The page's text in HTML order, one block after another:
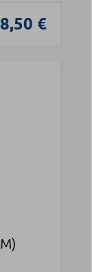
8,50 €